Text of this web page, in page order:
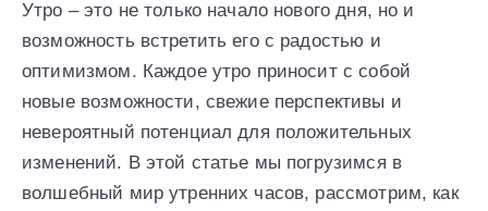
Утро – это не только начало нового дня, но и
возможность встретить его с радостью и
оптимизмом. Каждое утро приносит с собой
новые возможности, свежие перспективы и
невероятный потенциал для положительных
изменений. В этой статье мы погрузимся в
волшебный мир утренних часов, рассмотрим, как